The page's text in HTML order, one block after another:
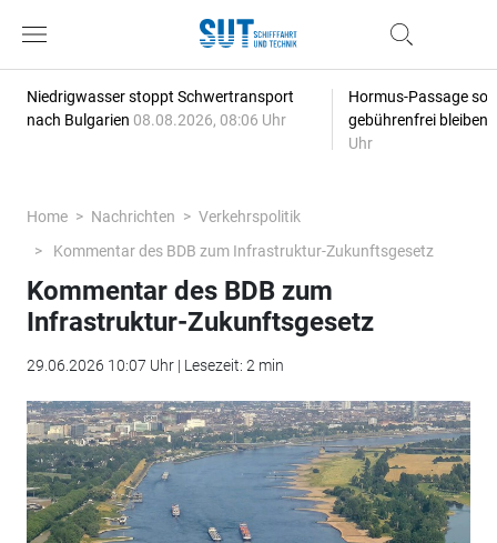
Niedrigwasser stoppt Schwertransport
nach Bulgarien 08.08.2026, 08:06 Uhr
Hormus-Passage
gebührenfrei bleiben
Uhr
Home Nachrichten
Verkehrspolitik
Kommentar des BDB zum Infrastruktur-Zukunftsgesetz
Kommentar des BDB zum
Infrastruktur-Zukunftsgesetz
29.06.2026 10:07 Uhr | Lesezeit: 2 min